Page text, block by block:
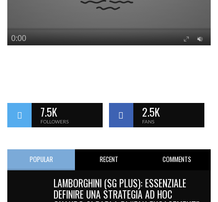
7.5K
FOLLOWERS
2.5K
FANS
POPULAR RECENT COMMENTS
LAMBORGHINI (SG PLUS): ESSENZIALE
DEFINIRE UNA STRATEGIA AD HOC